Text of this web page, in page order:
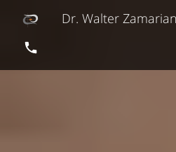
Dr. Walter